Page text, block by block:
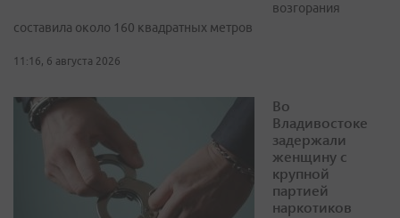
возгорания
составила около 160 квадратных метров
11:16, 6 августа 2026
Во
Владивостоке
задержали
женщину с
крупной
партией
наркотиков